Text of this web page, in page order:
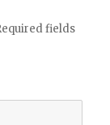
fields